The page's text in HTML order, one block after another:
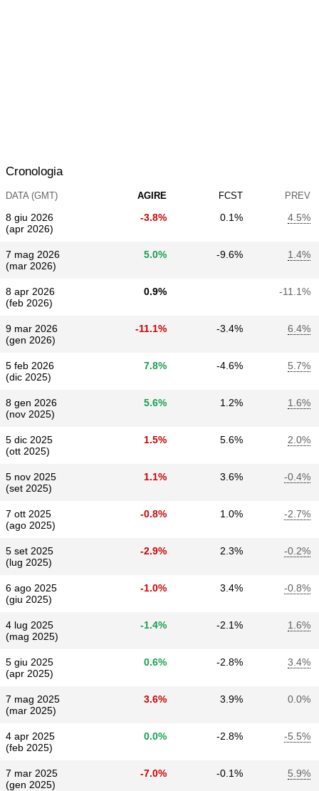
Cronologia
DATA (GMT) AGIRE FCST PREV
8 giu 2026
(apr 2026)
-3.8% 0.1% 4.5%
7 mag 2026
(mar 2026)
5.0% -9.6% 1.4%
8 apr 2026
(feb 2026)
0.9% -11.1%
9 mar 2026
(gen 2026)
-11.1% -3.4% 6.4%
5 feb 2026
(dic 2025)
7.8% -4.6% 5.7%
8 gen 2026
(nov 2025)
5.6% 1.2% 1.6%
5 dic 2025
(ott 2025)
1.5% 5.6% 2.0%
5 nov 2025
(set 2025)
1.1% 3.6% -0.4%
7 ott 2025
(ago 2025)
-0.8% 1.0% -2.7%
5 set 2025
(lug 2025)
-2.9% 2.3% -0.2%
6 ago 2025
(giu 2025)
-1.0% 3.4% -0.8%
4 lug 2025
(mag 2025)
-1.4% -2.1% 1.6%
5 giu 2025
(apr 2025)
0.6% -2.8% 3.4%
7 mag 2025
(mar 2025)
3.6% 3.9% 0.0%
4 apr 2025
(feb 2025)
0.0% -2.8% -5.5%
7 mar 2025
(gen 2025)
-7.0% -0.1% 5.9%